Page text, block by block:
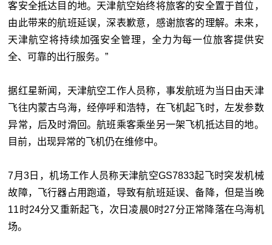
客安全抵达目的地。天津航空始终将旅客的安全置于首位，
由此带来的航班延误，深表歉意，感谢旅客的理解。未来，
天津航空将持续加强安全管理，全力为每一位旅客提供安
全、可靠的出行服务。”
据红星新闻，天津航空工作人员称，事发航班为当日由天津
飞往内蒙古乌海，经停呼和浩特，在飞机起飞时，左发参数
异常，后及时滑回。航班乘客乘坐另一架飞机抵达目的地。
目前，出现异常的飞机仍在维修中。
7月3日，机场工作人员称天津航空GS7833起飞时突发机械
故障，飞行器占用跑道，导致有航班延误、备降，但是当晚
11时24分又重新起飞，次日凌晨0时27分正常降落在乌海机
场。